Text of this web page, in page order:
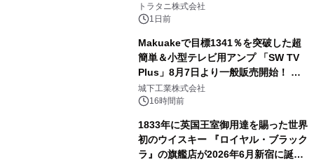
トラタニ株式会社
1日前
Makuakeで目標1341％を突破した超
簡単＆小型テレビ用アンプ 「SW TV
Plus」8月7日より一般販売開始！ ケ
ーブル1本つなぐだけ、テレビの音が
ぐっと豊かに
城下工業株式会社
16時間前
1833年に英国王室御用達を賜った世界
初のウイスキー 『ロイヤル・ブラック
ラ』の旗艦店が2026年6月新宿に誕